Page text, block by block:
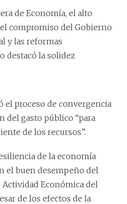
de Economía, el alto
compromiso del Gobierno
y las reformas
destacó la solidez
el proceso de convergencia
del gasto público “para
de los recursos”.
de la economía
el buen desempeño del
Económica del
de los efectos de la